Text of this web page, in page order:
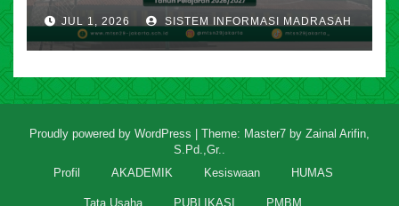
JUL 1, 2026 SISTEM INFORMASI MADRASAH
Proudly powered by WordPress Theme: Master7 by Zainal Arifin,
S.Pd.,Gr.
Profil
AKADEMIK Kesiswaan HUMAS
Tata Usaha PUBLIKASI PMBM